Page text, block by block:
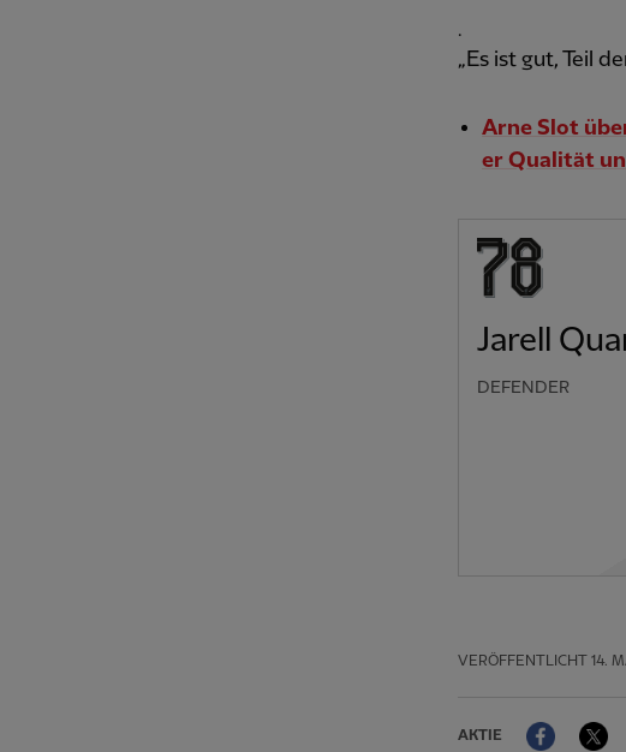
.
„Es ist gut, Teil
Arne Slot
er Qualität
Jarell
DEFENDER
VERÖFFENTLICHT 14.
AKTIE